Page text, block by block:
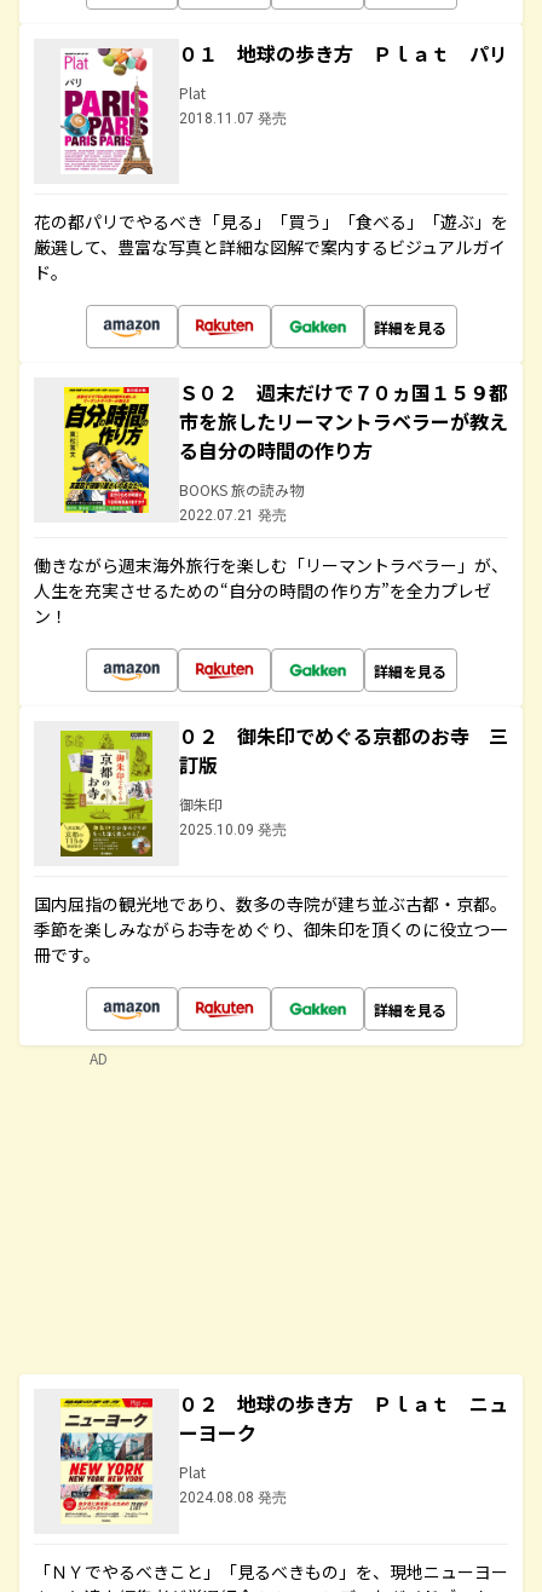
０１ 地球の歩き方 Ｐｌａｔ パリ
Plat
2018.11.07 発売
花の都パリでやるべき「見る」「買う」「食べる」「遊ぶ」を
厳選して、豊富な写真と詳細な図解で案内するビジュアルガイ
ド。
詳細を見る
Ｓ０２ 週末だけで７０ヵ国１５９都
市を旅したリーマントラベラーが教え
る自分の時間の作り方
BOOKS 旅の読み物
2022.07.21 発売
働きながら週末海外旅行を楽しむ「リーマントラベラー」が、
人生を充実させるための“自分の時間の作り方”を全力プレゼ
ン！
詳細を見る
０２ 御朱印でめぐる京都のお寺 三
訂版
御朱印
2025.10.09 発売
国内屈指の観光地であり、数多の寺院が建ち並ぶ古都・京都。
季節を楽しみながらお寺をめぐり、御朱印を頂くのに役立つ一
冊です。
詳細を見る
０２ 地球の歩き方 Ｐｌａｔ ニュ
ーヨーク
Plat
2024.08.08 発売
「ＮＹでやるべきこと」「見るべきもの」を、現地ニューヨー
AD